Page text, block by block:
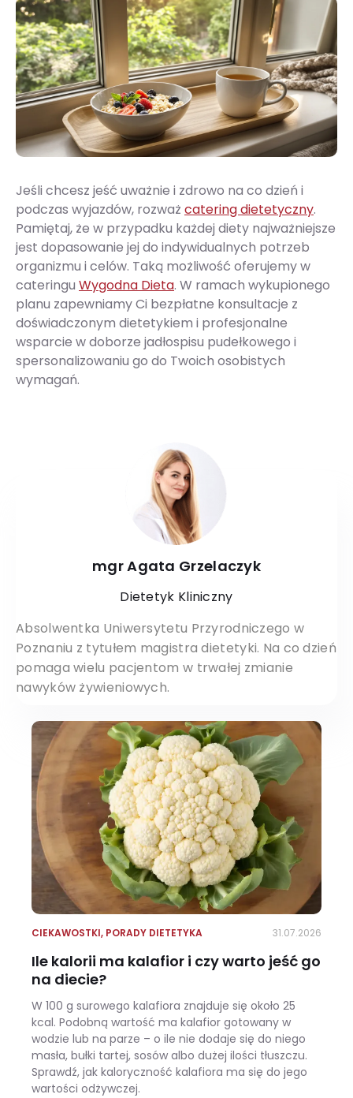
Jeśli chcesz jeść uważnie i zdrowo na co dzień i
podczas wyjazdów, rozważ catering dietetyczny.
Pamiętaj, że w przypadku każdej diety najważniejsze
jest dopasowanie jej do indywidualnych potrzeb
organizmu i celów. Taką możliwość oferujemy w
cateringu Wygodna Dieta. W ramach wykupionego
planu zapewniamy Ci bezpłatne konsultacje z
doświadczonym dietetykiem i profesjonalne
wsparcie w doborze jadłospisu pudełkowego i
spersonalizowaniu go do Twoich osobistych
wymagań.
mgr Agata Grzelaczyk
Dietetyk Kliniczny
Absolwentka Uniwersytetu Przyrodniczego w
Poznaniu z tytułem magistra dietetyki. Na co dzień
pomaga wielu pacjentom w trwałej zmianie
nawyków żywieniowych.
CIEKAWOSTKI, PORADY DIETETYKA 31.07.2026
Ile kalorii ma kalafior i czy warto jeść go
na diecie?
W 100 g surowego kalafiora znajduje się około 25
kcal. Podobną wartość ma kalafior gotowany w
wodzie lub na parze – o ile nie dodaje się do niego
masła, bułki tartej, sosów albo dużej ilości tłuszczu.
Sprawdź, jak kaloryczność kalafiora ma się do jego
wartości odżywczej.